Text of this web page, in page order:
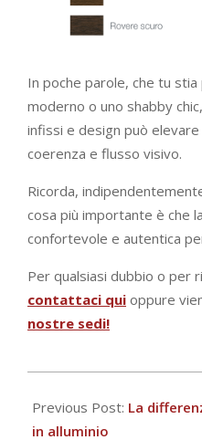
In poche parole, che tu
moderno o uno shabby
infissi e design può
coerenza e flusso visivo.
Ricorda,
cosa più importante è che
confortevole e autentica
Per qualsiasi dubbio o per
contattaci qui oppure
nostre sedi!
06-
28
Previous Post: La
in alluminio